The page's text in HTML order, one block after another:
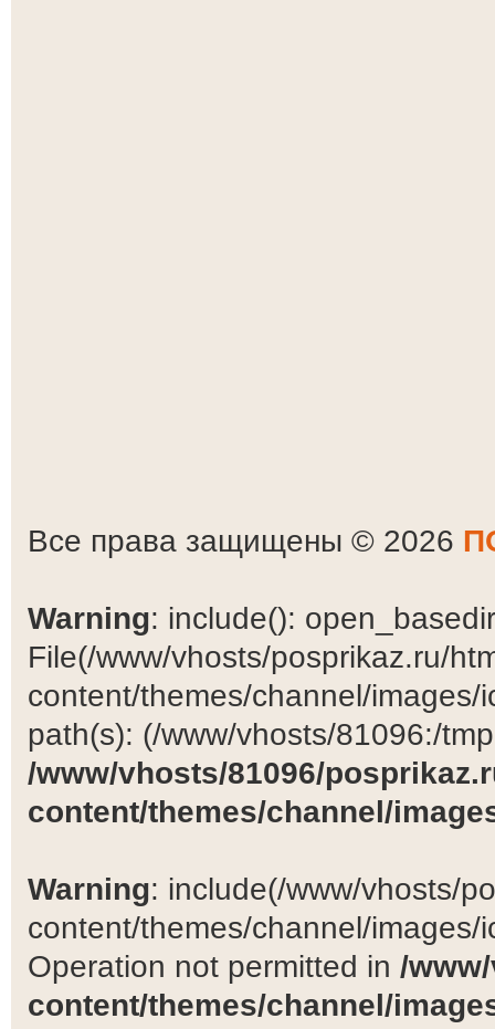
Все права защищены © 2026
Warning: include():
File(/www/vhosts/posprikaz.ru/
content/themes/channel/
path(s): (/www/vhosts/81096:/
/www/vhosts/81096/
content/themes/channel/
Warning: include(/www/vhosts/
content/themes/channel/
Operation not permitted in /
content/themes/channel/